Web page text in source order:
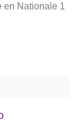
en Nationale 1